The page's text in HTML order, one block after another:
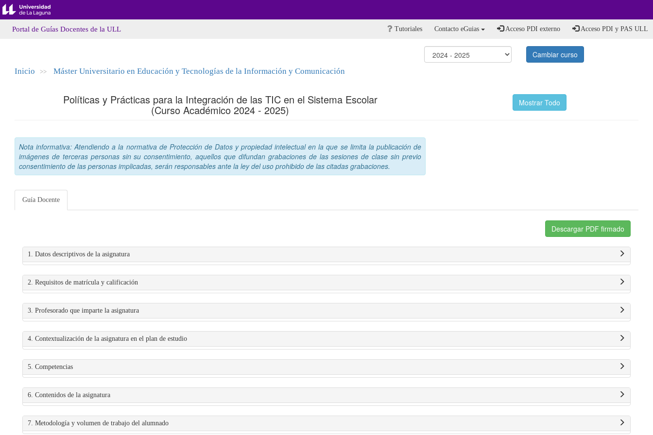
Portal de Guías Docentes de la ULL Tutoriales Contacto eGuias Acceso PDI externo Acceso PDI y PAS ULL
Cambiar curso
Inicio >> Máster Universitario en Educación y Tecnologías de la Información y Comunicación
Políticas y Prácticas para la Integración de las TIC en el Sistema Escolar
(Curso Académico 2024 - 2025)
Mostrar Todo
Nota informativa: Atendiendo a la normativa de Protección de Datos y propiedad intelectual en la que se limita la publicación de
imágenes de terceras personas sin su consentimiento, aquellos que difundan grabaciones de las sesiones de clase sin previo
consentimiento de las personas implicadas, serán responsables ante la ley del uso prohibido de las citadas grabaciones.
Guía Docente
Descargar PDF firmado
1. Datos descriptivos de la asignatura
2. Requisitos de matrícula y calificación
3. Profesorado que imparte la asignatura
4. Contextualización de la asignatura en el plan de estudio
5. Competencias
6. Contenidos de la asignatura
7. Metodología y volumen de trabajo del alumnado